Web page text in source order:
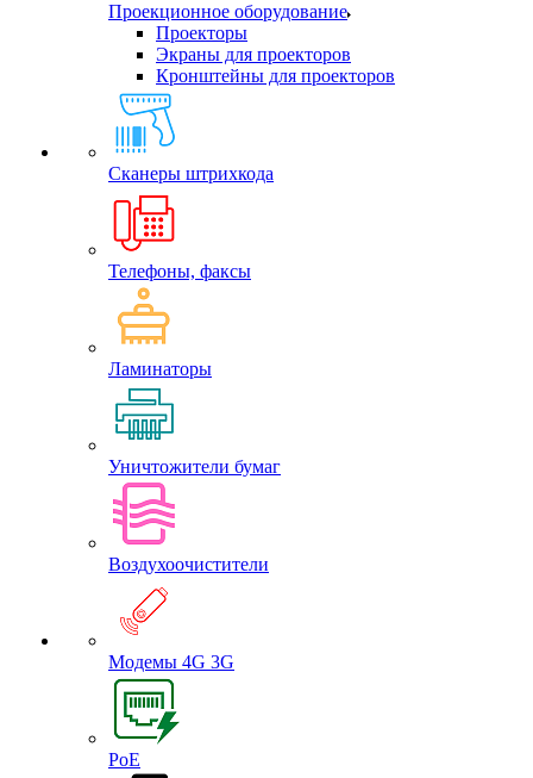
Проекционное оборудование
Проекторы
Экраны для проекторов
Кронштейны для проекторов
Сканеры штрихкода
Телефоны, факсы
Ламинаторы
Уничтожители бумаг
Воздухоочистители
Модемы 4G 3G
PoE